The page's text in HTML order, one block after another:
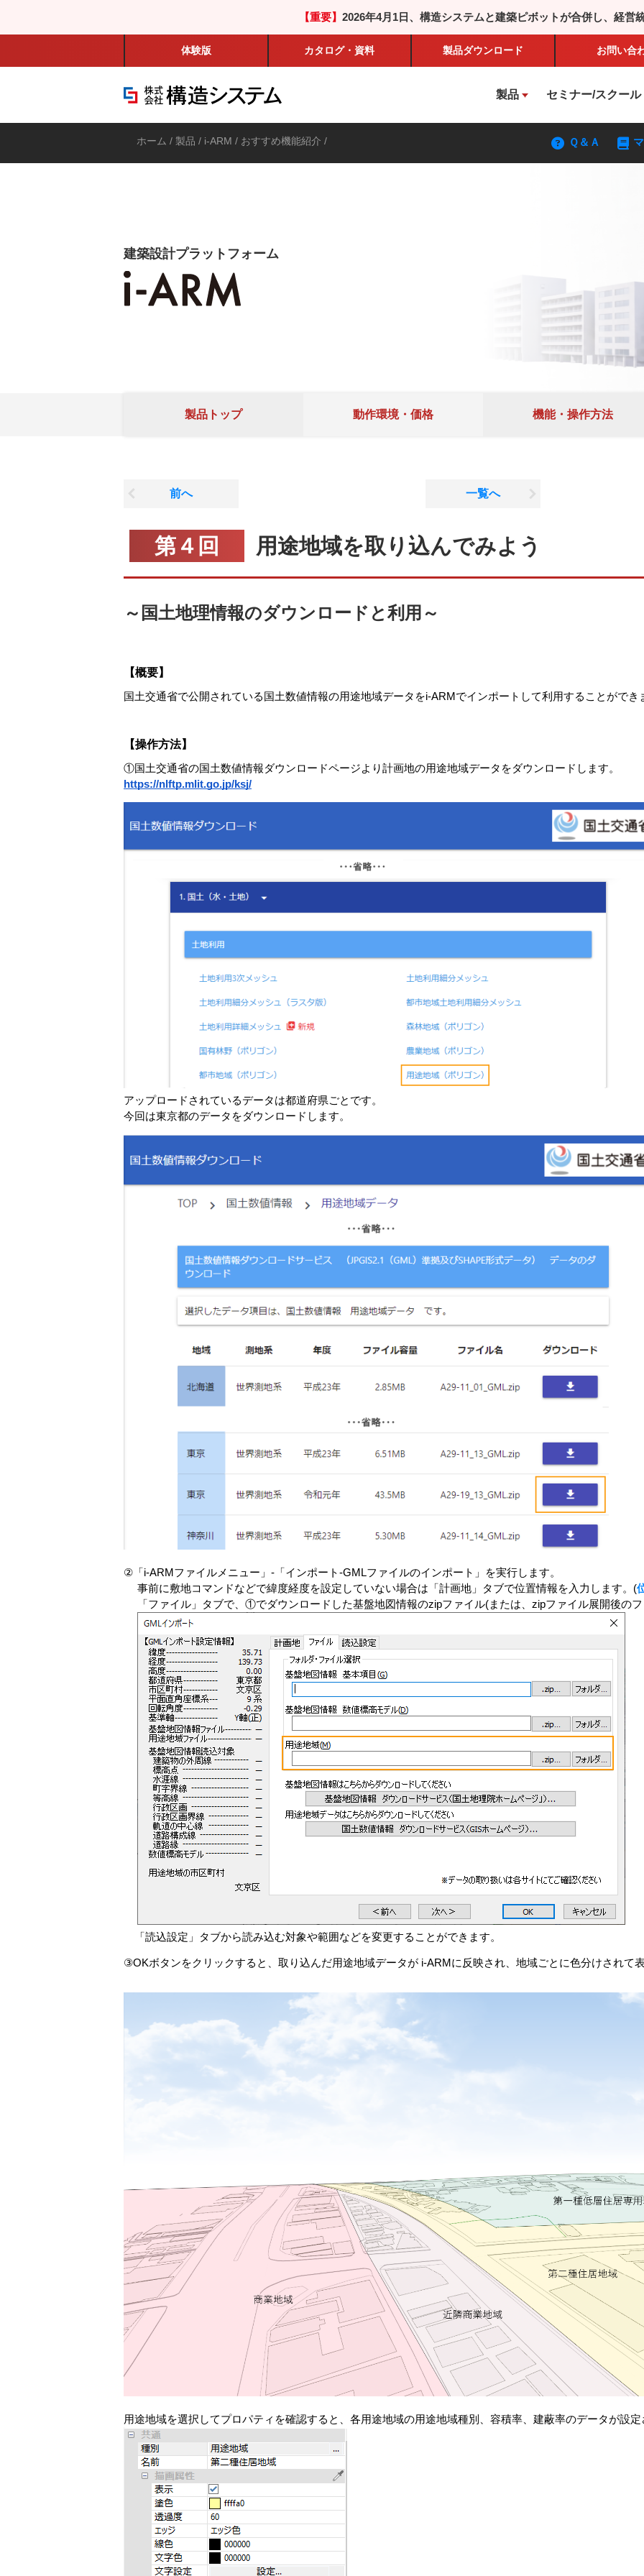
【重要】 2026年4月1日、構造システムと建築ピボットが合併し、経営
体験版 カタログ・資料 製品ダウンロード お問い合
製品 セミナー/スクール
ホーム / 製品 / i-ARM / おすすめ機能紹介 / Ｑ＆Ａ
建築設計プラットフォーム
製品トップ 動作環境・価格 機能・操作方法
前へ 一覧へ
第４回 用途地域を取り込んでみよう
～国土地理情報のダウンロードと利用～
【概要】
国土交通省で公開されている国土数値情報の用途地域データをi-ARMでインポートして利用することができ
【操作方法】
①国土交通省の国土数値情報ダウンロードページより計画地の用途地域データをダウンロードします。
https://nlftp.mlit.go.jp/ksj/
アップロードされているデータは都道府県ごとです。
今回は東京都のデータをダウンロードします。
②「i-ARMファイルメニュー」-「インポート-GMLファイルのインポート」を実行します。
事前に敷地コマンドなどで緯度経度を設定していない場合は「計画地」タブで位置情報を入力します。(
「ファイル」タブで、①でダウンロードした基盤地図情報のzipファイル(または、zipファイル展開後の
「読込設定」タブから読み込む対象や範囲などを変更することができます。
③OKボタンをクリックすると、取り込んだ用途地域データが i-ARMに反映され、地域ごとに色分けされて
用途地域を選択してプロパティを確認すると、各用途地域の用途地域種別、容積率、建蔽率のデータが設